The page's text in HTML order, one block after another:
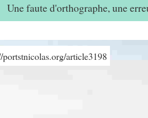
Une faute d'orthographe, une
portstnicolas.org/article3198